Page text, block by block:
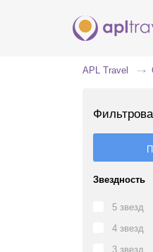
APL Travel
Звездность
5 звезд
4 звезд
3 звезд